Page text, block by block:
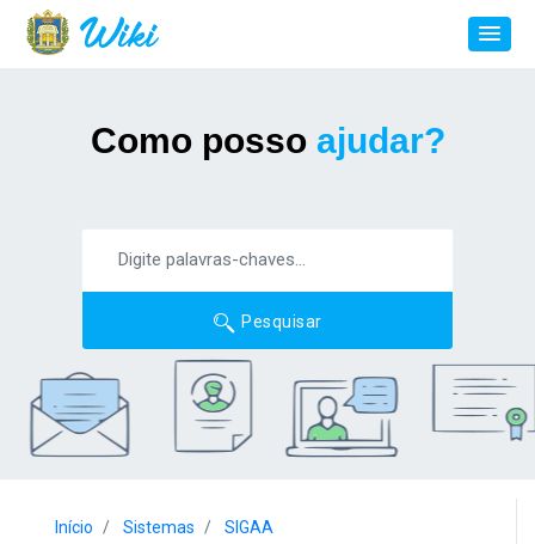
Como posso ajudar?
Pesquisar
Início Sistemas SIGAA